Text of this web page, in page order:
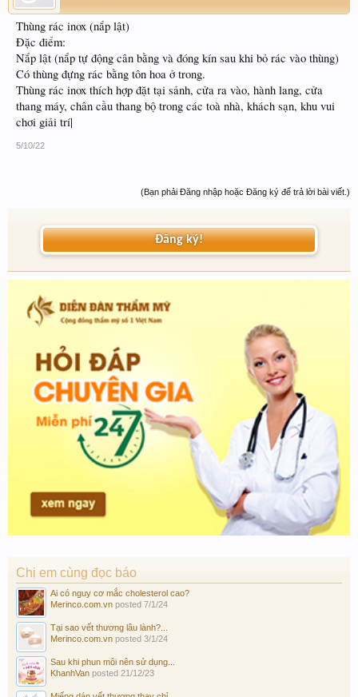
Thùng rác inox (nắp lật)
Đặc điểm:
Nắp lật (nắp tự động cân bằng và đóng kín sau khi bỏ rác vào thùng)
Có thùng đựng rác bằng tôn hoa ở trong.
Thùng rác inox thích hợp đặt tại sảnh, cửa ra vào, hành lang, cửa
thang máy, chân cầu thang bộ trong các toà nhà, khách sạn, khu vui
chơi giải trí|
5/10/22
(Bạn phải Đăng nhập hoặc Đăng ký để trả lời bài viết.)
Đăng ký!
Chị em cùng đọc báo
Ai có nguy cơ mắc cholesterol cao?
Merinco.com.vn posted 7/1/24
Tại sao vết thương lâu lành?...
Merinco.com.vn posted 3/1/24
Sau khi phun môi nên sử dụng...
KhanhVan posted 21/12/23